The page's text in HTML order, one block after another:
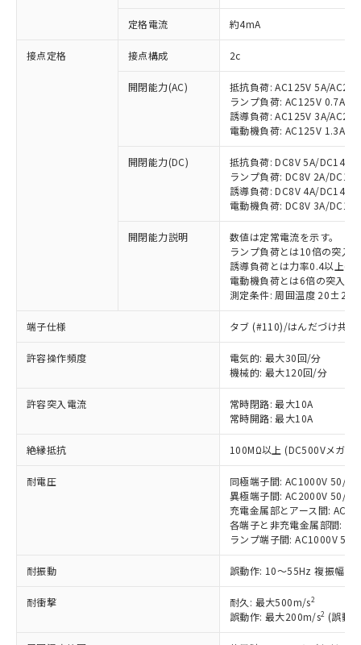
定格電流 約4mA
接点定格 接点構成 2c
開閉能力(AC)
抵抗負荷: AC125V 5A/
ランプ負荷: AC125V 0.7A/
誘導負荷: AC125V 3A/
電動機負荷: AC125V 1.3A/
開閉能力(DC)
抵抗負荷: DC8V 5A/DC14V
ランプ負荷: DC8V 2A/
誘導負荷: DC8V 4A/DC14V
電動機負荷: DC8V 3A/
開閉能力説明
数値は定常電流を示す。
ランプ負荷とは10倍の突入
誘導負荷とは力率0.4以上
電動機負荷とは6倍の突入電
測定条件: 周囲温度 20±2℃
端子仕様 タブ (#110)/はんだづけ共用
許容操作頻度
電気的: 最大30回/分
機械的: 最大120回/分
許容突入電流
常時閉路: 最大10A
常時開路: 最大10A
絶縁抵抗 100MΩ以上 (DC500Vメガ)
耐電圧
同極端子間: AC1000V 50/
異極端子間: AC2000V 50/
充電金属部とアース間:
各端子と非充電金属部間:
ランプ端子間: AC1000V
耐振動 誤動作: 10～55Hz 複振幅
耐衝撃 耐久: 最大500m/s2
誤動作: 最大200m/s2 (誤動
ご利用条件
以下の条件をお読みいただき、同意のうえ
本サービスは、当社制御機器事業取扱
商品の当社在庫状況および標準価格
(税抜)を提供させていただくもので
当社制御機器事業取扱商品の中には、
本サービスの対象外となる商品もある
※1 対応状況
対応済み：EU RoHS指令（10物質）の
非含有に対応した製品が提供可能な商品で
対応予定：EU RoHS指令（10物質）の非含
有に対応した製品に切り替える予定のある
対応予定なし：EU RoHS指令（10物質）の
非含有に非対応の商品で、対応品を出す予
調査・確認中：EU RoHS指令（10物質）の
非含有の対応状況を調査中または確認中の
非該当品：ライセンス料など無形物で、有
害物質有無と関係のない商品です。
仕入先様の事情により、非含有部品として
いたものが、含有品と判明した場合などや
「○」：最大均質材料含有率が中国RoHSの
基準値以下であることを示します。
「×」：最大均質材料含有率が中国RoHSの
基準値を超えていることを示します。